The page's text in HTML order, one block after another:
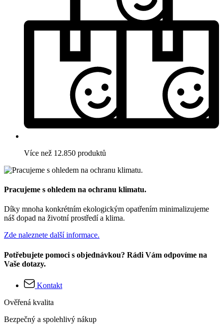
Více než 12.850 produktů
Pracujeme s ohledem na ochranu klimatu.
Díky mnoha konkrétním ekologickým opatřením minimalizujeme
náš dopad na životní prostředí a klima.
Zde naleznete další informace.
Potřebujete pomoci s objednávkou? Rádi Vám odpovíme na
Vaše dotazy.
Kontakt
Ověřená kvalita
Bezpečný a spolehlivý nákup